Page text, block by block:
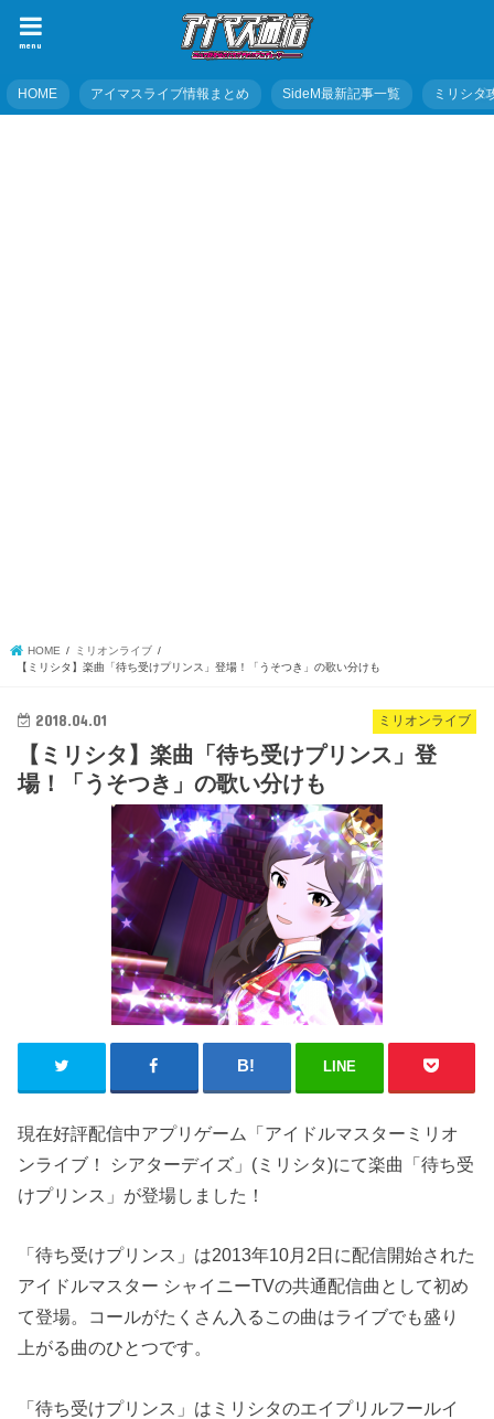
menu
HOME アイマスライブ情報まとめ SideM最新記事一覧 ミリシタ
HOME
ミリオンライブ
【ミリシタ】楽曲「待ち受けプリンス」登場！「うそつき」の歌い分けも
ミリオンライブ
2018.04.01
【ミリシタ】楽曲「待ち受けプリンス」登
場！「うそつき」の歌い分けも
LINE
現在好評配信中アプリゲーム「アイドルマスターミリオ
ンライブ！ シアターデイズ」(ミリシタ)にて楽曲「待ち受
けプリンス 」が登場しました！
「待ち受けプリンス」は2013年10月2日に配信開始された
アイドルマスター シャイニーTVの共通配信曲として初め
て登場。コールがたくさん入るこの曲はライブでも盛り
上がる曲のひとつです。
「待ち受けプリンス」はミリシタのエイプリルフールイ